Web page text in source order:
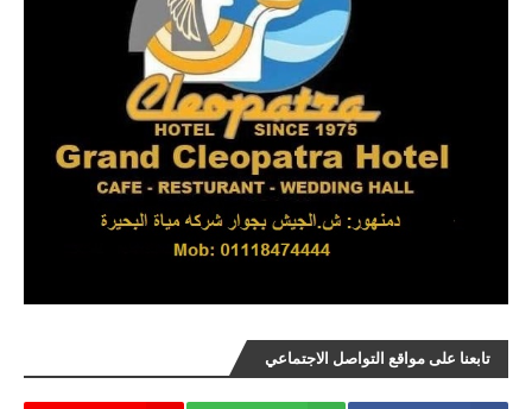
تابعنا على مواقع التواصل الاجتماعي